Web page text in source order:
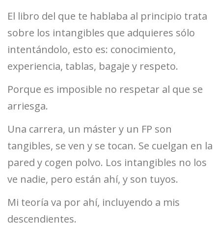
El libro del que te hablaba al principio trata
sobre los intangibles que adquieres sólo
intentándolo, esto es: conocimiento,
experiencia, tablas, bagaje y respeto.
Porque es imposible no respetar al que se
arriesga.
Una carrera, un máster y un FP son
tangibles, se ven y se tocan. Se cuelgan en la
pared y cogen polvo. Los intangibles no los
ve nadie, pero están ahí, y son tuyos.
Mi teoría va por ahí, incluyendo a mis
descendientes.